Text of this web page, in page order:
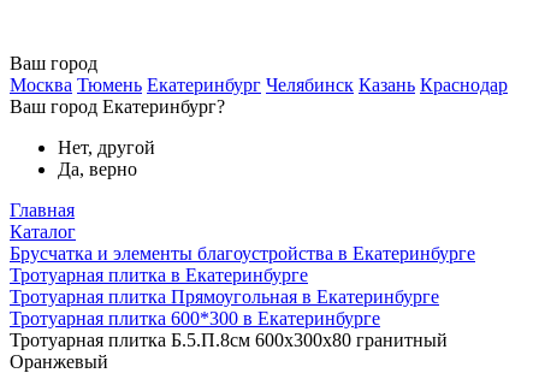
Ваш город
Москва Тюмень Екатеринбург Челябинск Казань Краснодар
Ваш город Екатеринбург?
Нет, другой
Да, верно
Главная
Каталог
Брусчатка и элементы благоустройства в Екатеринбурге
Тротуарная плитка в Екатеринбурге
Тротуарная плитка Прямоугольная в Екатеринбурге
Тротуарная плитка 600*300 в Екатеринбурге
Тротуарная плитка Б.5.П.8см 600х300х80 гранитный
Оранжевый